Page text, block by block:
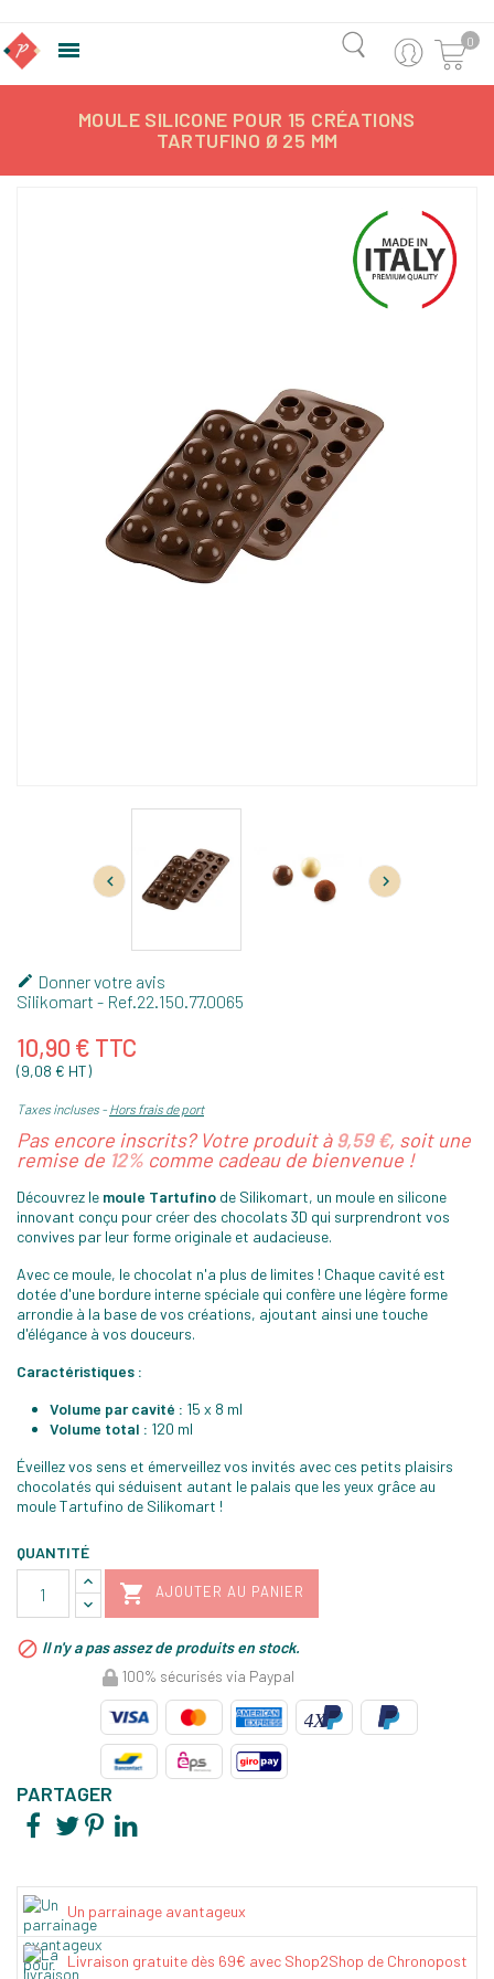
 0
MOULE SILICONE POUR 15 CRÉATIONS
TARTUFINO Ø 25 MM
 
 Donner votre avis
Silikomart - Ref.22.150.77.0065
10,90 € TTC
(9,08 € HT)
Taxes incluses Hors frais de port
Pas encore inscrits? Votre produit à9,59 €, soit une
remise de 12% comme cadeau de bienvenue !
Découvrez le moule Tartufino de Silikomart, un moule en silicone
innovant conçu pour créer des chocolats 3D qui surprendront vos
convives par leur forme originale et audacieuse.
Avec ce moule, le chocolat n'a plus de limites ! Chaque cavité est
dotée d'une bordure interne spéciale qui confère une légère forme
arrondie à la base de vos créations, ajoutant ainsi une touche
d'élégance à vos douceurs.
Caractéristiques :
Volume par cavité : 15 x 8 ml
Volume total : 120 ml
Éveillez vos sens et émerveillez vos invités avec ces petits plaisirs
chocolatés qui séduisent autant le palais que les yeux grâce au
moule Tartufino de Silikomart !
QUANTITÉ
 AJOUTER AU PANIER
 Il n'y a pas assez de produits en stock.
100% sécurisés via Paypal
PARTAGER
Un parrainage avantageux
Livraison gratuite dès 69€ avec Shop2Shop de Chronopost